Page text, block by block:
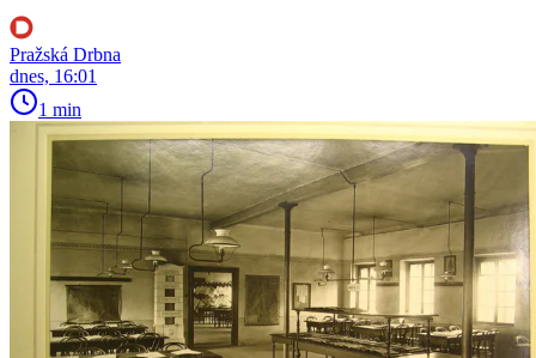
Pražská Drbna
dnes, 16:01
1 min